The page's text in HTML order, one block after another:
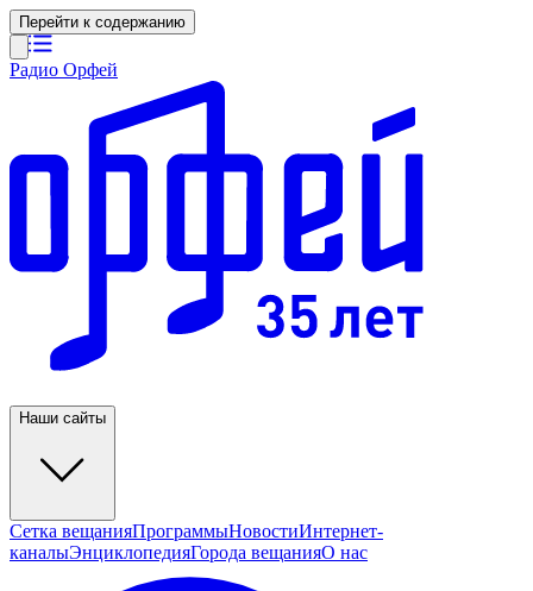
Перейти к содержанию
Радио Орфей
Наши сайты
Сетка вещанияПрограммыНовостиИнтернет-
каналыЭнциклопедияГорода вещанияО нас